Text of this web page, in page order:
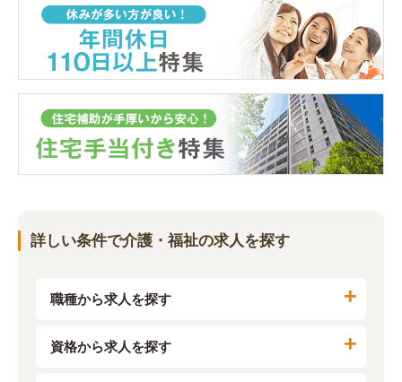
詳しい条件で介護・福祉の求人を探す
職種から求人を探す
資格から求人を探す